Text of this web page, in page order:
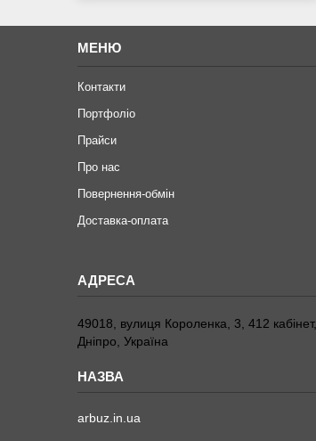
МЕНЮ
Контакти
Портфоліо
Прайси
Про нас
Повернення-обмін
Доставка-оплата
49018, вулиця Короленка, 3, 412 кабінет,
Дніпро, Україна
arbuz.in.ua